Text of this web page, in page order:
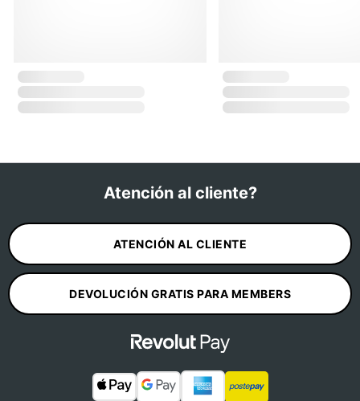
Atención al cliente?
ATENCIÓN AL CLIENTE
DEVOLUCIÓN GRATIS PARA MEMBERS